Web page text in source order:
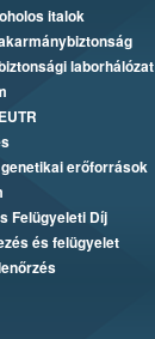
italok
laborhálózat
erőforrások
Felügyeleti Díj
és felügyelet